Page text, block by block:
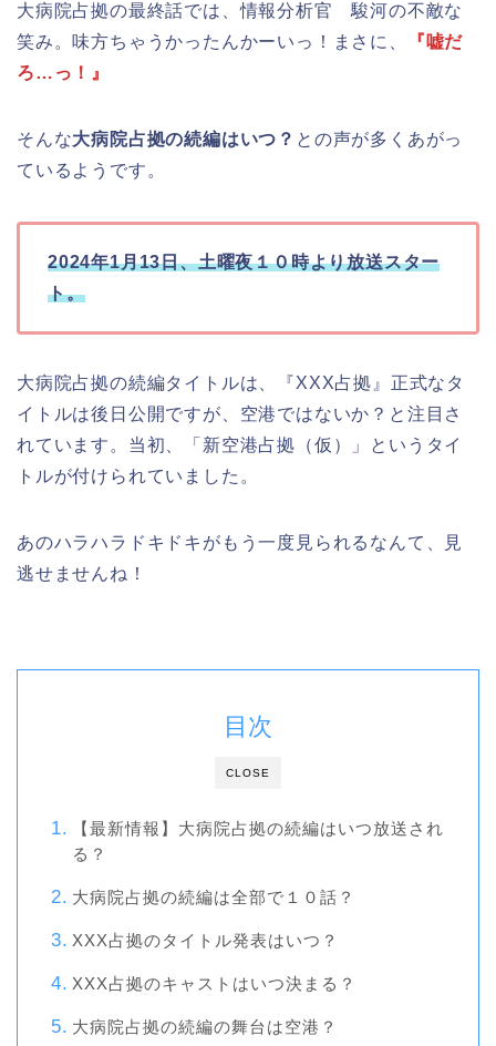
大病院占拠の最終話では、情報分析官 駿河の不敵な
笑み。味方ちゃうかったんかーいっ！まさに、
『嘘だ
ろ…っ！』
そんな大病院占拠の続編はいつ？ との声が多くあがっ
ているようです。
2024年1月13日、土曜夜１０時より放送スター
ト。
大病院占拠の続編タイトルは、『XXX占拠』正式なタ
イトルは後日公開ですが、空港ではないか？と注目さ
れています。当初、「新空港占拠（仮）」というタイ
トルが付けられていました。
あのハラハラドキドキがもう一度見られるなんて、見
逃せませんね！
CLOSE
目次
【最新情報】大病院占拠の続編はいつ放送され
る？
大病院占拠の続編は全部で１０話？
XXX占拠のタイトル発表はいつ？
XXX占拠のキャストはいつ決まる？
大病院占拠の続編の舞台は空港？